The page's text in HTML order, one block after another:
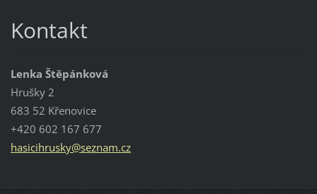
Kontakt
Lenka Štěpánková
Hrušky 2
683 52 Křenovice
+420 602 167 677
hasicihrusky@seznam.cz